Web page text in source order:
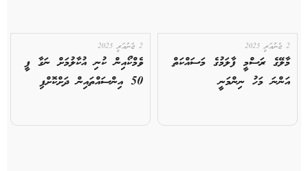
2 ޖެނުއަރީ 2025
މާލޭގެ ރަސްމީ ފާލަމުގެ މަސައްކަތް
އަންނަ މަހު ނިންމަނީ
2 ޖެނުއަރީ 2025
ވެމްކޯއިން ކުނި އުކާލުމަށް ނަގާ ފީ
50 އިންސައްތައިން ދަށްކޮށްފި